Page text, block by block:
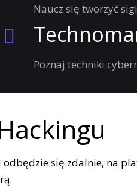
Naucz się tworzyć
Poznaj techniki
odbędzie się zdalnie, na